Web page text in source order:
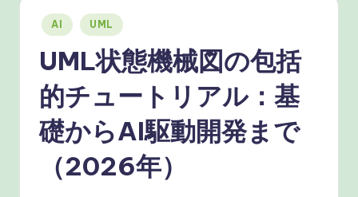
ra
p
Posted
in
AI UML
UML状態機械図の包括
的チュートリアル：基
礎からAI駆動開発まで
（2026年）